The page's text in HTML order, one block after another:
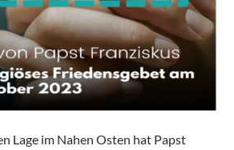
Lage im Nahen Osten hat Papst